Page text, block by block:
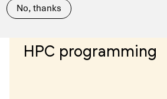
No, thanks
01
HPC programming